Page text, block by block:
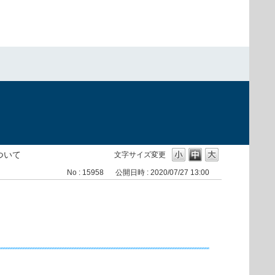
文字サイズ変更
いて
No : 15958 公開日時 : 2020/07/27 13:00